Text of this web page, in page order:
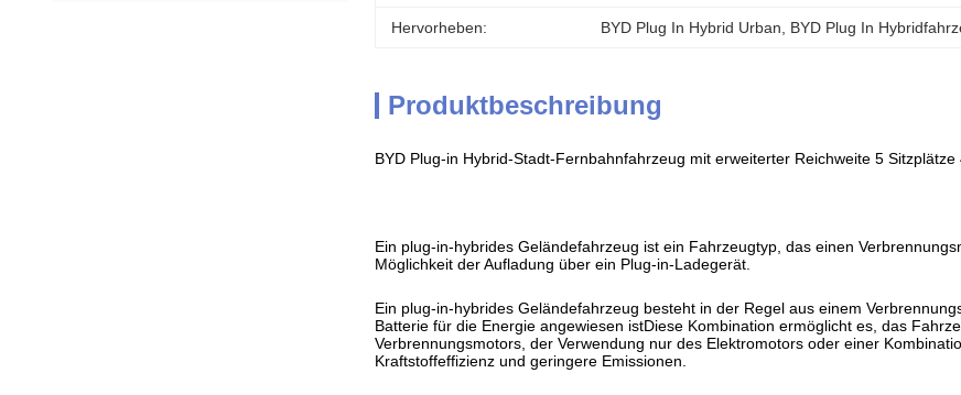
Hervorheben: BYD Plug In Hybrid Urban BYD Plug In
Produktbeschreibung
BYD Plug-in Hybrid-Stadt-Fernbahnfahrzeug mit erweiterter Reichweite 5
Ein plug-in-hybrides Geländefahrzeug ist ein Fahrzeugtyp, das einen
Möglichkeit der Aufladung über ein Plug-in-Ladegerät.
Ein plug-in-hybrides Geländefahrzeug besteht in der Regel aus einem
Batterie für die Energie angewiesen istDiese Kombination ermöglicht es, das
Verbrennungsmotors, der Verwendung nur des Elektromotors oder einer
Kraftstoffeffizienz und geringere Emissionen.